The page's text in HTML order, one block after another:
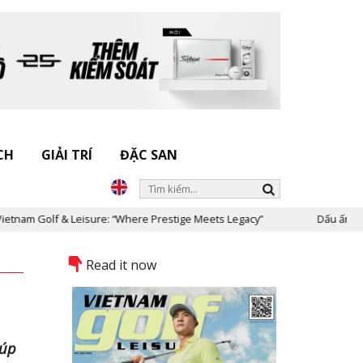
GIẢI TRÍ ĐẶC SAN
“Where Prestige Meets Legacy” Dấu ấn Nicklaus Design
Read it now